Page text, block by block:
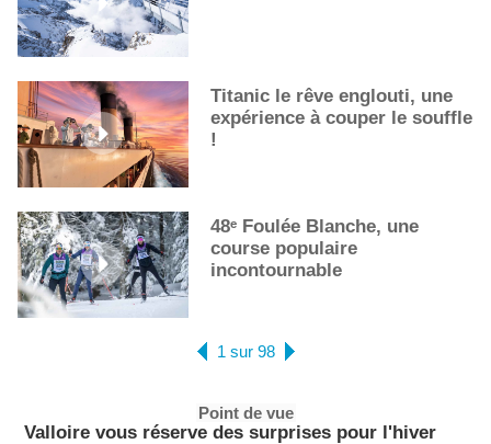
Titanic le rêve englouti, une
expérience à couper le souffle
!
48ᵉ Foulée Blanche, une
course populaire
incontournable
1 sur 98
Point de vue
Valloire vous réserve des surprises pour l'hiver